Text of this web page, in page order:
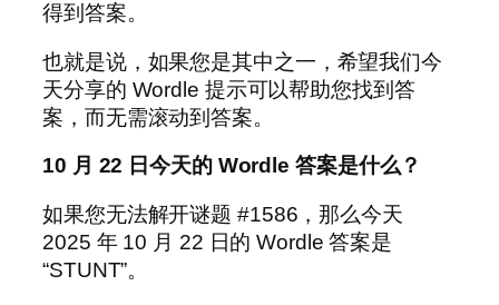
得到答案。
也就是说，如果您是其中之一，希望我们今
天分享的 Wordle 提示可以帮助您找到答
案，而无需滚动到答案。
10 月 22 日今天的 Wordle 答案是什么？
如果您无法解开谜题 #1586，那么今天
2025 年 10 月 22 日的 Wordle 答案是
“STUNT”。